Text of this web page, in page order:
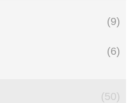
(9)
(6)
(50)